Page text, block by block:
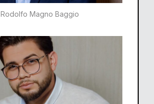
Rodolfo Magno Baggio​​